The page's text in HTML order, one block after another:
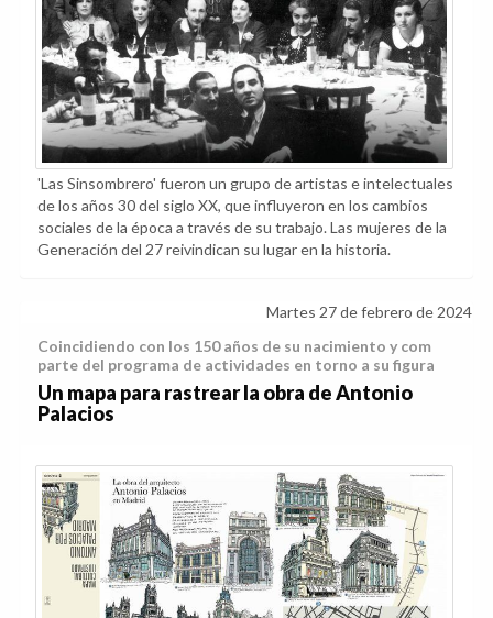
'Las Sinsombrero' fueron un grupo de artistas e intelectuales
de los años 30 del siglo XX, que influyeron en los cambios
sociales de la época a través de su trabajo. Las mujeres de la
Generación del 27 reivindican su lugar en la historia.
Martes 27 de febrero de 2024
Coincidiendo con los 150 años de su nacimiento y com
parte del programa de actividades en torno a su figura
Un mapa para rastrear la obra de Antonio
Palacios